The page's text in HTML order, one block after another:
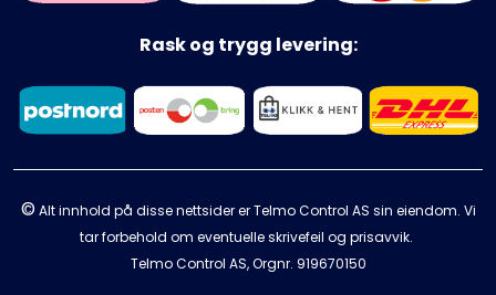
Rask og trygg levering:
© Alt innhold på disse nettsider er Telmo Control AS sin eiendom. Vi
tar forbehold om eventuelle skrivefeil og prisavvik.
Telmo Control AS, Orgnr. 919670150